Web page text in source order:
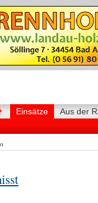
Einsätze Aus der